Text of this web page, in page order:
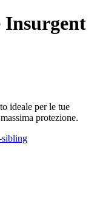
Insurgent
ideale per le tue
protezione.